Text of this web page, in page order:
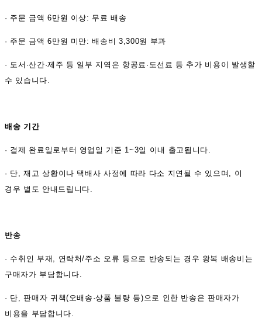
· 주문 금액 6만원 이상: 무료 배송
· 주문 금액 6만원 미만: 배송비 3,300원 부과
· 도서·산간·제주 등 일부 지역은 항공료·도선료 등 추가 비용이 발생할
수 있습니다.
배송 기간
· 결제 완료일로부터 영업일 기준 1~3일 이내 출고됩니다.
· 단, 재고 상황이나 택배사 사정에 따라 다소 지연될 수 있으며, 이
경우 별도 안내드립니다.
반송
· 수취인 부재, 연락처/주소 오류 등으로 반송되는 경우 왕복 배송비는
구매자가 부담합니다.
· 단, 판매자 귀책(오배송·상품 불량 등)으로 인한 반송은 판매자가
비용을 부담합니다.